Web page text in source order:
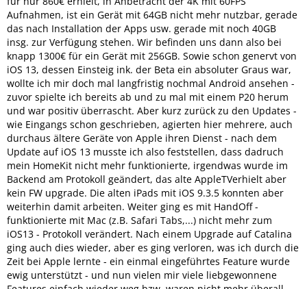
Aufnahmen, ist ein Gerät mit 64GB nicht mehr nutzbar, gerade
das nach Installation der Apps usw. gerade mit noch 40GB
insg. zur Verfügung stehen. Wir befinden uns dann also bei
knapp 1300€ für ein Gerät mit 256GB. Sowie schon genervt von
iOS 13, dessen Einsteig ink. der Beta ein absoluter Graus war,
wollte ich mir doch mal langfristig nochmal Android ansehen -
zuvor spielte ich bereits ab und zu mal mit einem P20 herum
und war positiv überrascht. Aber kurz zurück zu den Updates -
wie Eingangs schon geschrieben, agierten hier mehrere, auch
durchaus ältere Geräte von Apple ihren Dienst - nach dem
Update auf iOS 13 musste ich also feststellen, dass dadruch
mein HomeKit nicht mehr funktionierte, irgendwas wurde im
Backend am Protokoll geändert, das alte AppleTVerhielt aber
kein FW upgrade. Die alten iPads mit iOS 9.3.5 konnten aber
weiterhin damit arbeiten. Weiter ging es mit HandOff -
funktionierte mit Mac (z.B. Safari Tabs,...) nicht mehr zum
iOS13 - Protokoll verändert. Nach einem Upgrade auf Catalina
ging auch dies wieder, aber es ging verloren, was ich durch die
Zeit bei Apple lernte - ein einmal eingeführtes Feature wurde
ewig unterstützt - und nun vielen mir viele liebgewonnene